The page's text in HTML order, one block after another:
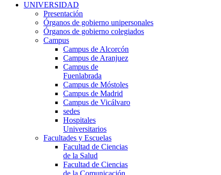
UNIVERSIDAD
Presentación
Órganos de gobierno unipersonales
Órganos de gobierno colegiados
Campus
Campus de Alcorcón
Campus de Aranjuez
Campus de
Fuenlabrada
Campus de Móstoles
Campus de Madrid
Campus de Vicálvaro
sedes
Hospitales
Universitarios
Facultades y Escuelas
Facultad de Ciencias
de la Salud
Facultad de Ciencias
de la Comunicación